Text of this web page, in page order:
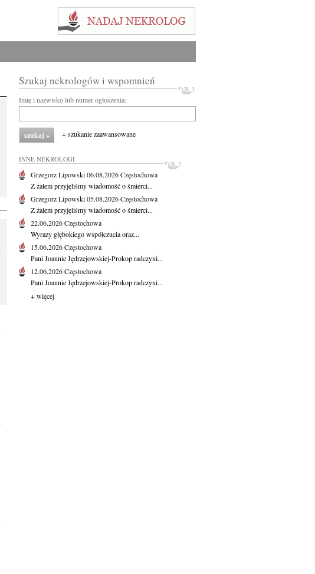
Szukaj nekrologów i wspomnień
Imię i nazwisko lub numer ogłoszenia:
+ szukanie zaawansowane
INNE NEKROLOGI
Grzegorz Lipowski06.08.2026Częstochowa
Z żalem przyjęliśmy wiadomość o śmierci...
Grzegorz Lipowski05.08.2026Częstochowa
Z żalem przyjęliśmy wiadomość o śmierci...
22.06.2026Częstochowa
Wyrazy głębokiego współczucia oraz...
15.06.2026Częstochowa
Pani Joannie Jędrzejowskiej-Prokop radczyni...
12.06.2026Częstochowa
Pani Joannie Jędrzejowskiej-Prokop radczyni...
+ więcej